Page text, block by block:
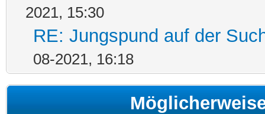
2021, 15:30
RE: Jungspund auf der
08-2021, 16:18